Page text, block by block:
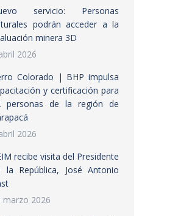
servicio: Personas
podrán acceder a la
minera 3D
2026
Colorado | BHP impulsa
y certificación para
personas de la región de
2026
recibe visita del Presidente
la República, José Antonio
marzo 2026